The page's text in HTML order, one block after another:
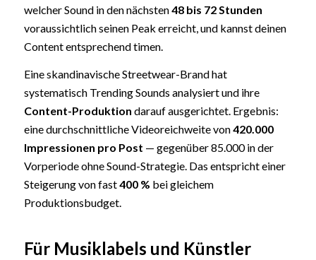
welcher Sound in den nächsten48 bis 72 Stunden
voraussichtlich seinen Peak erreicht, und kannst deinen
Content entsprechend timen.
Eine skandinavische Streetwear-Brand hat
systematisch Trending Sounds analysiert und ihre
Content-Produktion darauf ausgerichtet. Ergebnis:
eine durchschnittliche Videoreichweite von420.000
Impressionen pro Post — gegenüber 85.000 in der
Vorperiode ohne Sound-Strategie. Das entspricht einer
Steigerung von fast400 % bei gleichem
Produktionsbudget.
Für Musiklabels und Künstler